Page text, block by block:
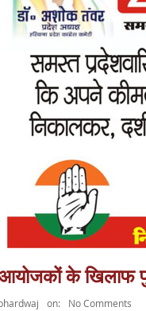
के खिलाफ
on: No Comments